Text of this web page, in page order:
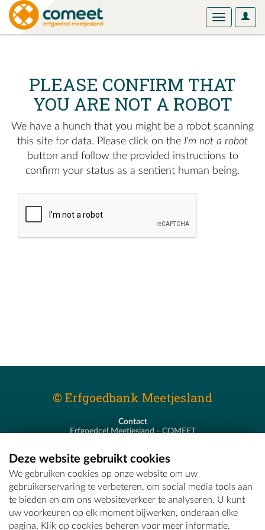
User
Toggle
PLEASE CONFIRM THAT
YOU ARE NOT A ROBOT
We have a hunch that you might be a robot scanning
this site for data. Please click on the I'm not a robot
button and follow the provided instructions to
confirm your status as a sentient human being.
© Erfgoedbank Meetjesland
Contact
Erfgoedcel Meetjesland - COMEET
T - 09 373 75 96
E -erfgoedcel@comeet.be
Deze website gebruikt cookies
We gebruiken cookies op onze website om uw
gebruikerservaring te verbeteren, om social media tools aan
te bieden en om ons websiteverkeer te analyseren. U kunt
uw voorkeuren op elk moment bijwerken, onderaan elke
pagina. Klik op cookies beheren voor meer informatie.